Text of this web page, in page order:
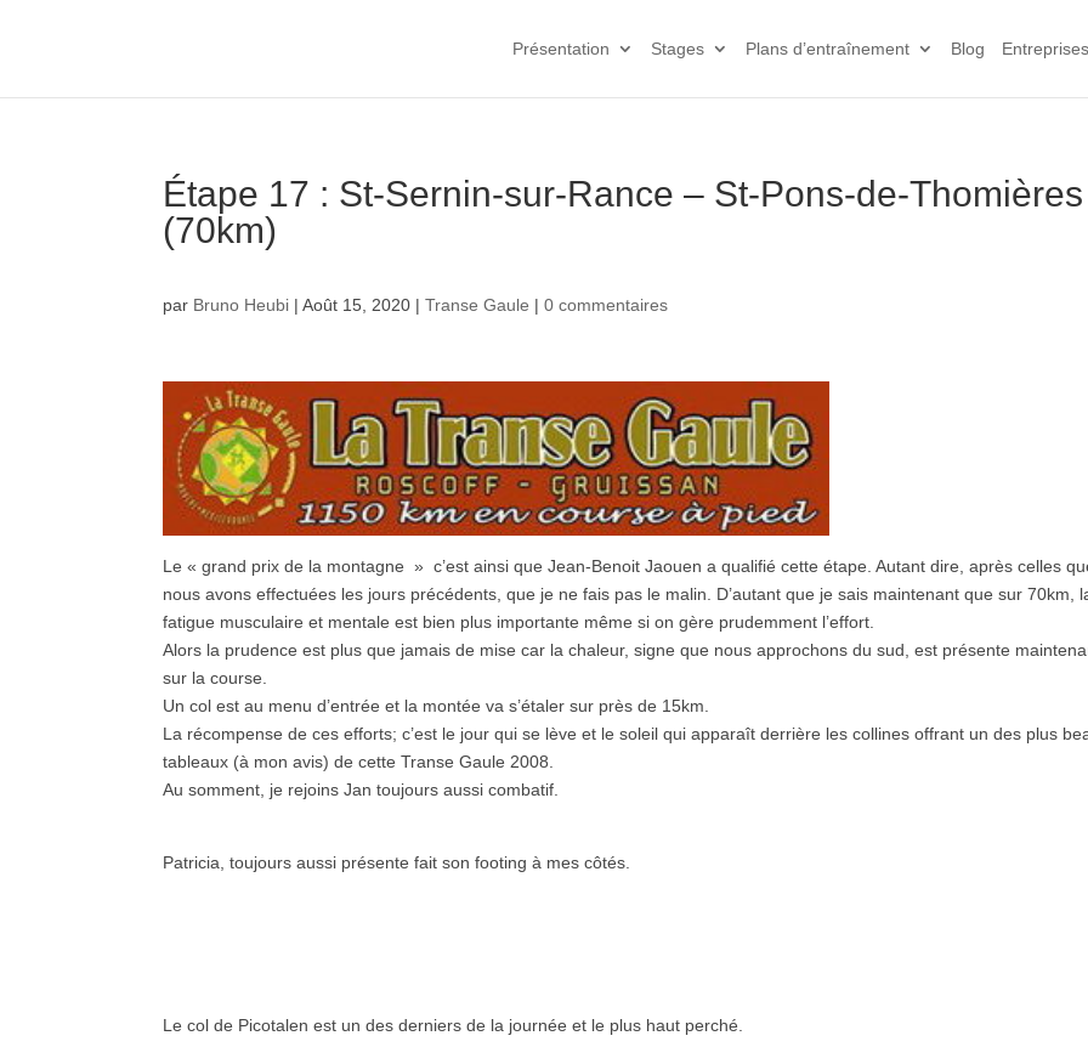
Présentation Stages Plans d’entraînement Blog Entreprises
Étape 17 : St-Sernin-sur-Rance – St-Pons-de-Thomières
(70km)
par Bruno Heubi |Août 15, 2020 |Transe Gaule |0 commentaires
Le « grand prix de la montagne » c’est ainsi que Jean-Benoit Jaouen a qualifié cette étape. Autant dire, après celles
nous avons effectuées les jours précédents, que je ne fais pas le malin. D’autant que je sais maintenant que sur 70km,
fatigue musculaire et mentale est bien plus importante même si on gère prudemment l’effort.
Alors la prudence est plus que jamais de mise car la chaleur, signe que nous approchons du sud, est présente
sur la course.
Un col est au menu d’entrée et la montée va s’étaler sur près de 15km.
La récompense de ces efforts; c’est le jour qui se lève et le soleil qui apparaît derrière les collines offrant un des plus
tableaux (à mon avis) de cette Transe Gaule 2008.
Au somment, je rejoins Jan toujours aussi combatif.
Patricia, toujours aussi présente fait son footing à mes côtés.
Le col de Picotalen est un des derniers de la journée et le plus haut perché.